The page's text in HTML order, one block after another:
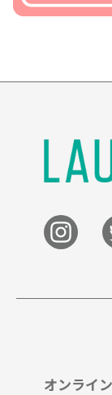
オンライ